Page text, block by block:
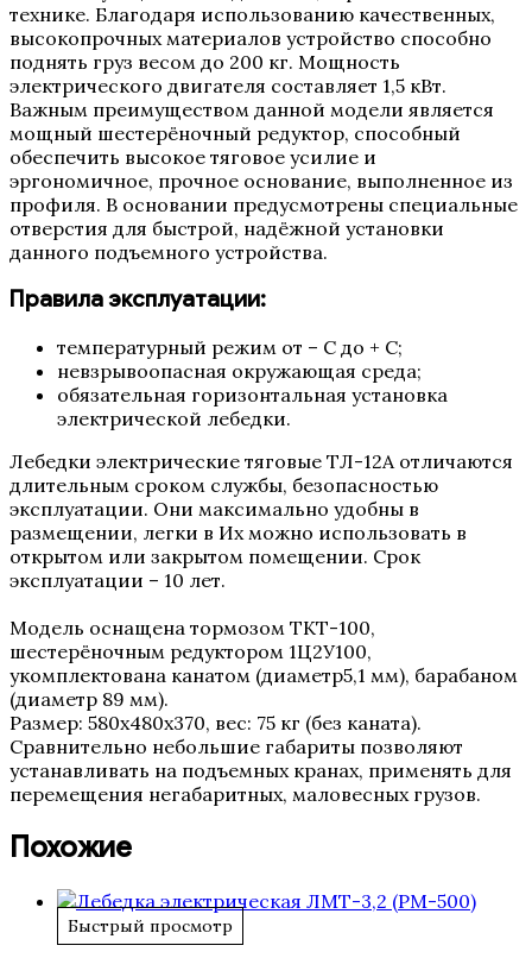
технике. Благодаря использованию качественных,
высокопрочных материалов устройство способно
поднять груз весом до 200 кг. Мощность
электрического двигателя составляет 1,5 кВт.
Важным преимуществом данной модели является
мощный шестерёночный редуктор, способный
обеспечить высокое тяговое усилие и
эргономичное, прочное основание, выполненное из
профиля. В основании предусмотрены специальные
отверстия для быстрой, надёжной установки
данного подъемного устройства.
Правила эксплуатации:
температурный режим от – С до + С;
невзрывоопасная окружающая среда;
обязательная горизонтальная установка
электрической лебедки.
Лебедки электрические тяговые ТЛ-12А отличаются
длительным сроком службы, безопасностью
эксплуатации. Они максимально удобны в
размещении, легки в Их можно использовать в
открытом или закрытом помещении. Срок
эксплуатации – 10 лет.
Модель оснащена тормозом ТКТ-100,
шестерёночным редуктором 1Ц2У100,
укомплектована канатом (диаметр5,1 мм), барабаном
(диаметр 89 мм).
Размер: 580х480х370, вес: 75 кг (без каната).
Сравнительно небольшие габариты позволяют
устанавливать на подъемных кранах, применять для
перемещения негабаритных, маловесных грузов.
Похожие
Быстрый просмотр